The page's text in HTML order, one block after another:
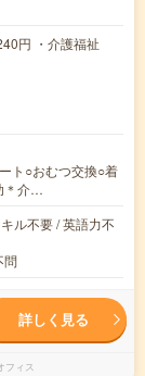
円 ・介護福祉
ト○おむつ交換○着
＊介…
ル不要 / 英語力不
問
詳しく見る
フィス